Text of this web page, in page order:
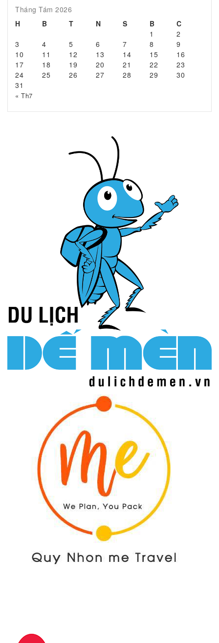
Tháng Tám 2026
H
B T N S B
C
1
2
3
4 5 6 7 8
9
10
11 12 13 14 15
16
17
18 19 20 21 22
23
24
25 26 27 28 29
30
31
« Th7